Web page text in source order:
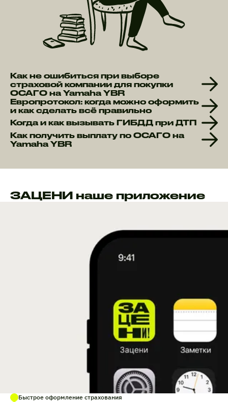
Как не ошибиться при выборе
страховой компании для покупки
ОСАГО на Yamaha YBR
Европротокол: когда можно оформить
и как сделать всё правильно
Когда и как вызывать ГИБДД при ДТП
Как получить выплату по ОСАГО на
Yamaha YBR
ЗАЦЕНИ наше приложение
Быстрое оформление страхования